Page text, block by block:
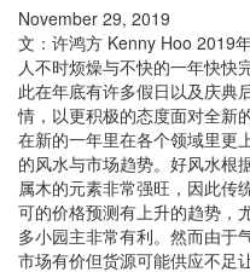
November 29, 2019
文：许鸿方 Kenny Hoo 2019
人不时烦燥与不快的一年快快
此在年底有许多假日以及庆典
情，以更积极的态度面对全新
在新的一年里在各个领域里更
的风水与市场趋势。好风水根
属木的元素非常强旺，因此传
可的价格预测有上升的趋势，
多小园主非常有利。然而由于
市场有价但货源可能供应不足